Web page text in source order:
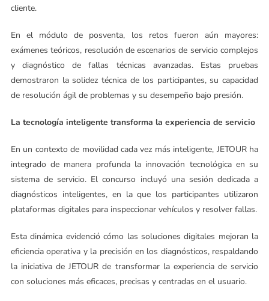
cliente.
En el módulo de posventa, los retos fueron aún mayores:
exámenes teóricos, resolución de escenarios de servicio complejos
y diagnóstico de fallas técnicas avanzadas. Estas pruebas
demostraron la solidez técnica de los participantes, su capacidad
de resolución ágil de problemas y su desempeño bajo presión.
La tecnología inteligente transforma la experiencia de servicio
En un contexto de movilidad cada vez más inteligente, JETOUR ha
integrado de manera profunda la innovación tecnológica en su
sistema de servicio. El concurso incluyó una sesión dedicada a
diagnósticos inteligentes, en la que los participantes utilizaron
plataformas digitales para inspeccionar vehículos y resolver fallas.
Esta dinámica evidenció cómo las soluciones digitales mejoran la
eficiencia operativa y la precisión en los diagnósticos, respaldando
la iniciativa de JETOUR de transformar la experiencia de servicio
con soluciones más eficaces, precisas y centradas en el usuario.